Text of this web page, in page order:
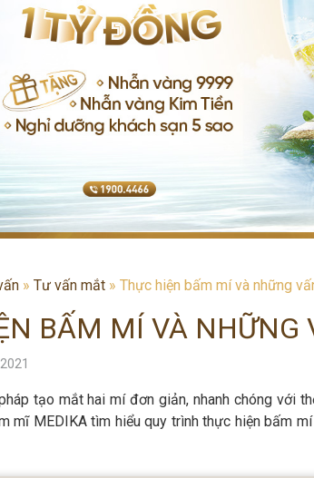
» Tư vấn mắt » Thực hiện bấm mí và những
BẤM MÍ VÀ NHỮNG
tạo mắt hai mí đơn giản, nhanh chóng với
mĩ MEDIKA tìm hiểu quy trình thực hiện bấm